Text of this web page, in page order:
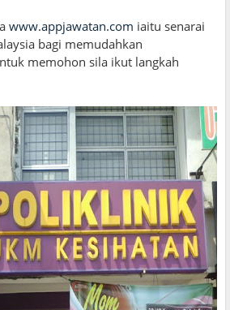
www.appjawatan.com iaitu senarai
bagi memudahkan
memohon sila ikut langkah